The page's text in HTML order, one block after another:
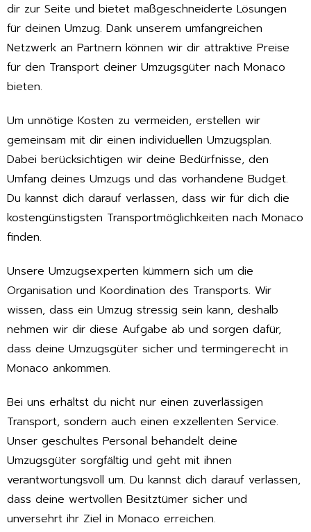
dir zur Seite und bietet maßgeschneiderte Lösungen
für deinen Umzug. Dank unserem umfangreichen
Netzwerk an Partnern können wir dir attraktive Preise
für den Transport deiner Umzugsgüter nach Monaco
bieten.
Um unnötige Kosten zu vermeiden, erstellen wir
gemeinsam mit dir einen individuellen Umzugsplan.
Dabei berücksichtigen wir deine Bedürfnisse, den
Umfang deines Umzugs und das vorhandene Budget.
Du kannst dich darauf verlassen, dass wir für dich die
kostengünstigsten Transportmöglichkeiten nach Monaco
finden.
Unsere Umzugsexperten kümmern sich um die
Organisation und Koordination des Transports. Wir
wissen, dass ein Umzug stressig sein kann, deshalb
nehmen wir dir diese Aufgabe ab und sorgen dafür,
dass deine Umzugsgüter sicher und termingerecht in
Monaco ankommen.
Bei uns erhältst du nicht nur einen zuverlässigen
Transport, sondern auch einen exzellenten Service.
Unser geschultes Personal behandelt deine
Umzugsgüter sorgfältig und geht mit ihnen
verantwortungsvoll um. Du kannst dich darauf verlassen,
dass deine wertvollen Besitztümer sicher und
unversehrt ihr Ziel in Monaco erreichen.